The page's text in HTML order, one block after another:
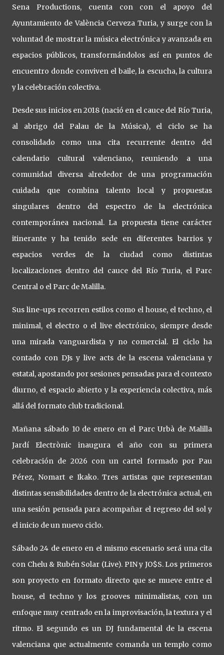
Sena Productions, cuenta con con el apoyo del
Ayuntamiento de València Cerveza Turia, y surge con la
voluntad de mostrar la música electrónica y avanzada en
espacios públicos, transformándolos así en puntos de
encuentro donde conviven el baile, la escucha, la cultura
y la celebración colectiva.
Desde sus inicios en 2018 (nació en el cauce del Río Turia,
al abrigo del Palau de la Música), el ciclo se ha
consolidado como una cita recurrente dentro del
calendario cultural valenciano, reuniendo a una
comunidad diversa alrededor de una programación
cuidada que combina talento local y propuestas
singulares dentro del espectro de la electrónica
contemporánea nacional. La propuesta tiene carácter
itinerante y ha tenido sede en diferentes barrios y
espacios verdes de la ciudad como distintas
localizaciones dentro del cauce del Río Turia, el Parc
Central o el Parc de Malilla.
Sus line-ups recorren estilos como el house, el techno, el
minimal, el electro o el live electrónico, siempre desde
una mirada vanguardista y no comercial. El ciclo ha
contado con DJs y live acts de la escena valenciana y
estatal, apostando por sesiones pensadas para el contexto
diurno, el espacio abierto y la experiencia colectiva, más
allá del formato club tradicional.
Mañana sábado 10 de enero en el Parc Urbà de Malilla
Jardí Electrònic inaugura el año con su primera
celebración de 2026 con un cartel formado por Pau
Pérez, Nomart e Ikako. Tres artistas que representan
distintas sensibilidades dentro de la electrónica actual, en
una sesión pensada para acompañar el regreso del sol y
el inicio de un nuevo ciclo.
Sábado 24 de enero en el mismo escenario será una cita
con Chelu & Rubén Solar (Live). PIN y JO$S. Los primeros
son proyecto en formato directo que se mueve entre el
house, el techno y los grooves minimalistas, con un
enfoque muy centrado en la improvisación, la textura y el
ritmo. El segundo es un DJ fundamental de la escena
valenciana que actualmente comanda un templo como